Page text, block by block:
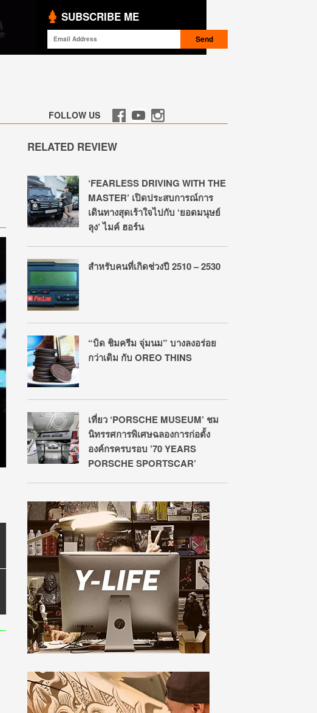
SUBSCRIBE ME
FOLLOW US
RELATED REVIEW
‘FEARLESS DRIVING WITH THE
MASTER’ เปิดประสบการณ์การ
เดินทางสุดเร้าใจไปกับ ‘ยอดมนุษย์
ลุง’ ไมค์ ฮอร์น
สำหรับคนที่เกิดช่วงปี 2510 – 2530
“บิด ชิมครีม จุ่มนม” บางลงอร่อย
กว่าเดิม กับ OREO THINS
เที่ยว ‘PORSCHE MUSEUM’ ชม
นิทรรศการพิเศษฉลองการก่อตั้ง
องค์กรครบรอบ ’70 YEARS
PORSCHE SPORTSCAR’